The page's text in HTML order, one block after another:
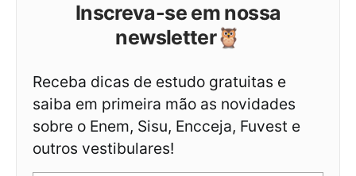
Inscreva-se em nossa
newsletter🦉
Receba dicas de estudo gratuitas e
saiba em primeira mão as novidades
sobre o Enem, Sisu, Encceja, Fuvest e
outros vestibulares!